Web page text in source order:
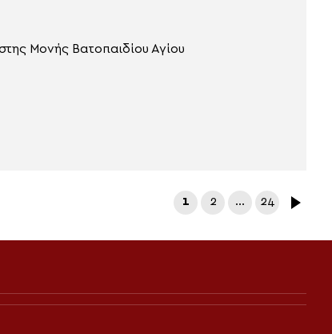
Μονής Βατοπαιδίου Αγίου
1 2 … 24